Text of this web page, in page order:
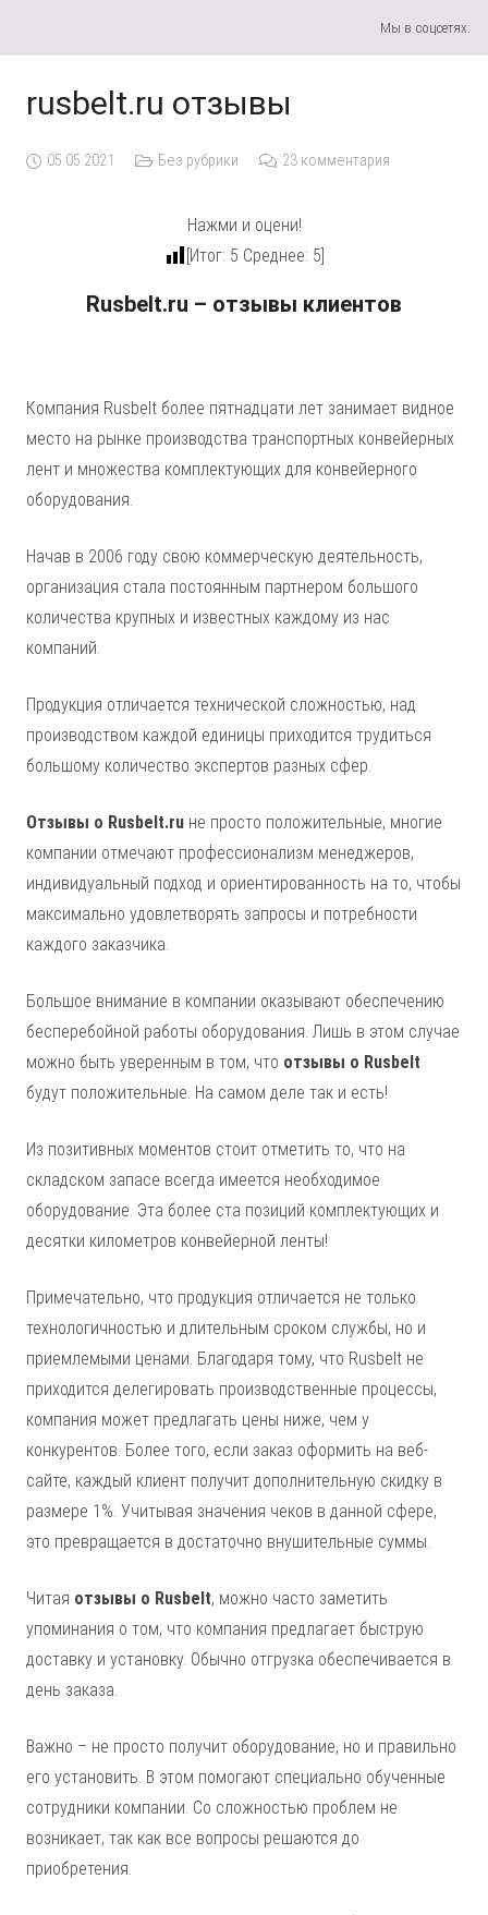
Мы в соцсетях:
rusbelt.ru отзывы
05.05.2021 Без рубрики 23 комментария
Нажми и оцени!
[Итог: 5 Среднее: 5]
Rusbelt.ru – отзывы клиентов
Компания Rusbelt более пятнадцати лет занимает видное
место на рынке производства транспортных конвейерных
лент и множества комплектующих для конвейерного
оборудования.
Начав в 2006 году свою коммерческую деятельность,
организация стала постоянным партнером большого
количества крупных и известных каждому из нас
компаний.
Продукция отличается технической сложностью, над
производством каждой единицы приходится трудиться
большому количество экспертов разных сфер.
Отзывы о Rusbelt.ru не просто положительные, многие
компании отмечают профессионализм менеджеров,
индивидуальный подход и ориентированность на то, чтобы
максимально удовлетворять запросы и потребности
каждого заказчика.
Большое внимание в компании оказывают обеспечению
бесперебойной работы оборудования. Лишь в этом случае
можно быть уверенным в том, что отзывы о Rusbelt
будут положительные. На самом деле так и есть!
Из позитивных моментов стоит отметить то, что на
складском запасе всегда имеется необходимое
оборудование. Эта более ста позиций комплектующих и
десятки километров конвейерной ленты!
Примечательно, что продукция отличается не только
технологичностью и длительным сроком службы, но и
приемлемыми ценами. Благодаря тому, что Rusbelt не
приходится делегировать производственные процессы,
компания может предлагать цены ниже, чем у
конкурентов. Более того, если заказ оформить на веб-
сайте, каждый клиент получит дополнительную скидку в
размере 1%. Учитывая значения чеков в данной сфере,
это превращается в достаточно внушительные суммы.
Читая отзывы о Rusbelt, можно часто заметить
упоминания о том, что компания предлагает быструю
доставку и установку. Обычно отгрузка обеспечивается в
день заказа.
Важно – не просто получит оборудование, но и правильно
его установить. В этом помогают специально обученные
сотрудники компании. Со сложностью проблем не
возникает, так как все вопросы решаются до
приобретения.